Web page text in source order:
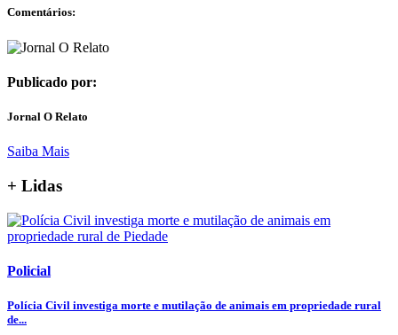
Comentários:
Publicado por:
Jornal O Relato
Saiba Mais
+ Lidas
Policial
Polícia Civil investiga morte e mutilação de animais em propriedade rural
de...